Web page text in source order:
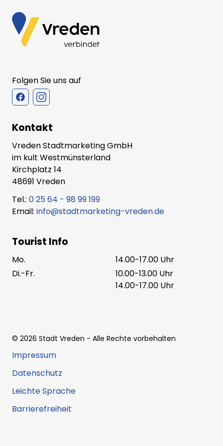
Folgen Sie uns auf
Kontakt
Vreden Stadtmarketing GmbH
im kult Westmünsterland
Kirchplatz 14
48691 Vreden
Tel.: 0 25 64 - 98 99 199
Email: info@stadtmarketing-vreden.de
Tourist Info
Mo.
14.00-17.00 Uhr
Di.-Fr.
10.00-13.00 Uhr
14.00-17.00 Uhr
© 2026 Stadt Vreden - Alle Rechte vorbehalten
Impressum
Datenschutz
Leichte Sprache
Barrierefreiheit